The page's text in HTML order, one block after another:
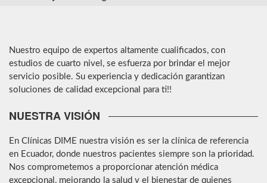
Nuestro equipo de expertos altamente cualificados, con
estudios de cuarto nivel, se esfuerza por brindar el mejor
servicio posible. Su experiencia y dedicación garantizan
soluciones de calidad excepcional para ti!!
NUESTRA VISIÓN
En Clínicas DIME nuestra visión es ser la clínica de referencia
en Ecuador, donde nuestros pacientes siempre son la prioridad.
Nos comprometemos a proporcionar atención médica
excepcional, mejorando la salud y el bienestar de quienes